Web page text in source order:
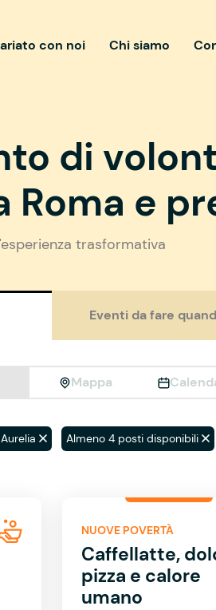
con noi Chi siamo
di
Roma e
trasformativa
Eventi da fare
Mappa
Almeno 4 posti disponibili
NUOVE POVERTÀ
Caffellatte,
pizza e calore
umano